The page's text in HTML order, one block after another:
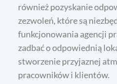
również pozyskanie
zezwoleń, które są
funkcjonowania agencji
zadbać o odpowiednią
stworzenie przyjaznej
pracowników i klientów.